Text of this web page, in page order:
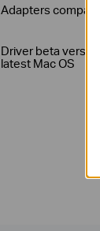
Adapters
Driver beta version
latest Mac OS